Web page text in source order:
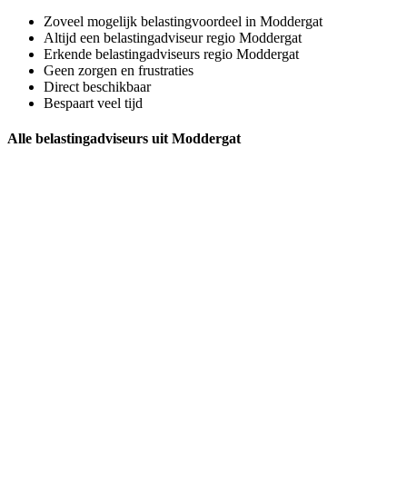
Zoveel mogelijk belastingvoordeel in Moddergat
Altijd een belastingadviseur regio Moddergat
Erkende belastingadviseurs regio Moddergat
Geen zorgen en frustraties
Direct beschikbaar
Bespaart veel tijd
Alle belastingadviseurs uit Moddergat